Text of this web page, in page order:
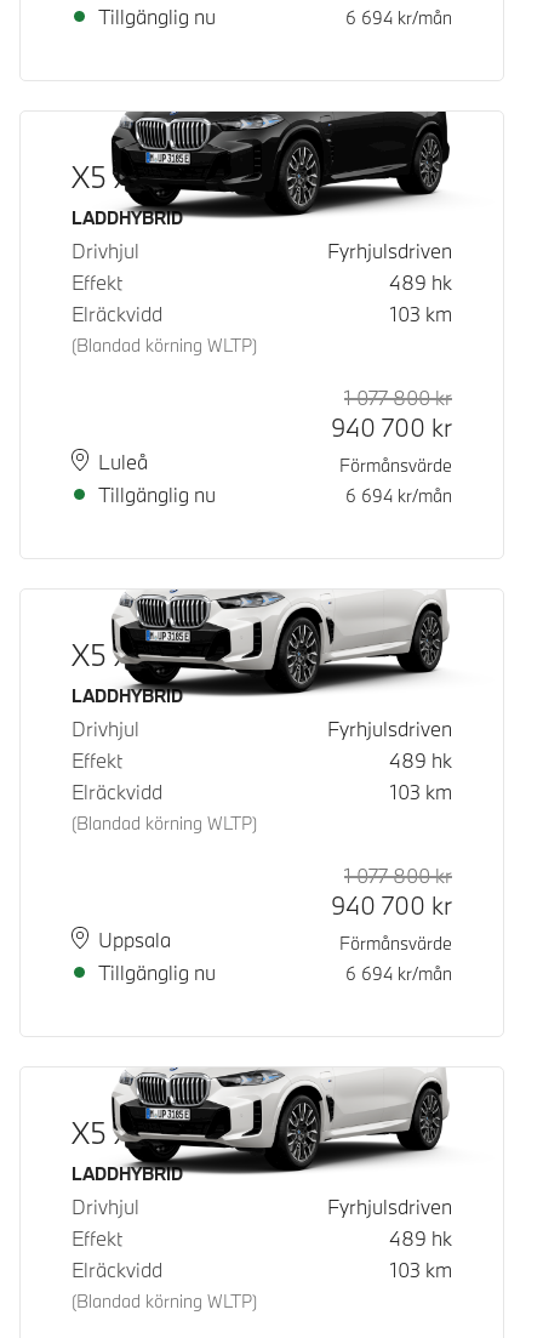
Tillgänglig nu
6 694 kr/mån
X5 xDrive50e
Bränsle
LADDHYBRID
Drivhjul
Fyrhjulsdriven
Effekt
489 hk
Elräckvidd
(Blandad körning WLTP)
103 km
PlatsLuleå
Leveranstid
Tillgänglig nu
Rek. ord
1 077 800kr
940 700 kr
Förmånsvärde
6 694 kr/mån
X5 xDrive50e
Bränsle
LADDHYBRID
Drivhjul
Fyrhjulsdriven
Effekt
489 hk
Elräckvidd
(Blandad körning WLTP)
103 km
PlatsUppsala
Leveranstid
Tillgänglig nu
Rek. ord
1 077 800kr
940 700 kr
Förmånsvärde
6 694 kr/mån
X5 xDrive50e
Bränsle
LADDHYBRID
Drivhjul
Fyrhjulsdriven
Effekt
489 hk
Elräckvidd
(Blandad körning WLTP)
103 km